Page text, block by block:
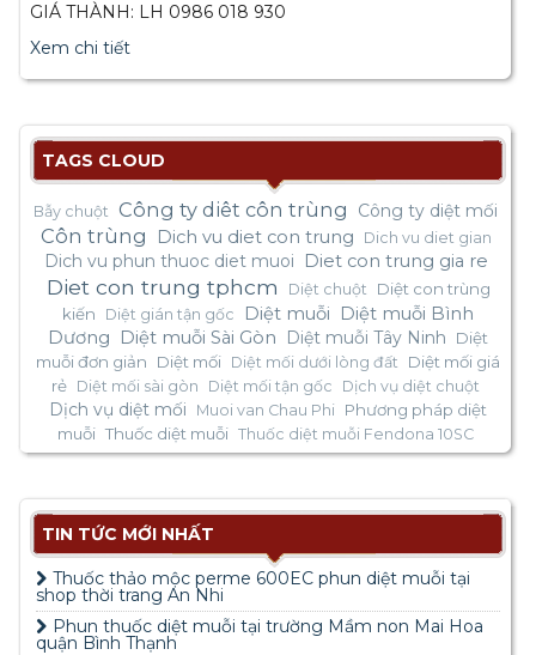
GIÁ THÀNH: LH 0986 018 930
Xem chi tiết
TAGS CLOUD
Bẫy chuột Công ty diêt côn trùng Công ty diệt mối
Côn trùng Dich vu diet con trung Dich vu diet gian
Dich vu phun thuoc diet muoi Diet con trung gia re
Diet con trung tphcm Diệt chuột
Diệt con trùng
kiến
Diệt gián tận gốc Diệt muỗi
Diệt muỗi Bình
Dương
Diệt muỗi Sài Gòn Diệt muỗi Tây Ninh
Diệt
muỗi đơn giản
Diệt mối Diệt mối dưới lòng đất
Diệt mối giá
rẻ Diệt mối sài gòn Diệt mối tận gốc Dịch vụ diệt chuột
Dịch vụ diệt mối Muoi van Chau Phi
Phương pháp diệt
muỗi Thuốc diệt muỗi Thuốc diệt muỗi Fendona 10SC
TIN TỨC MỚI NHẤT
Thuốc thảo mộc perme 600EC phun diệt muỗi tại
shop thời trang An Nhi
Phun thuốc diệt muỗi tại trường Mầm non Mai Hoa
quận Bình Thạnh